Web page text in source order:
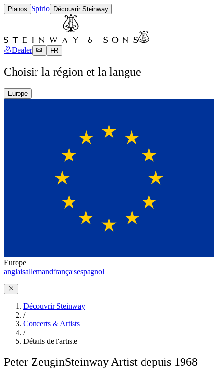
Pianos Spirio Découvrir Steinway
Dealer FR
Choisir la région et la langue
Europe
Europe
anglaisallemandfrançaisespagnol
Découvrir Steinway
/
Concerts & Artists
/
Détails de l'artiste
Peter ZeuginSteinway Artist depuis 1968